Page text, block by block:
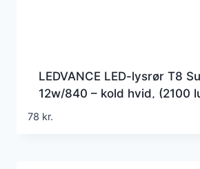
LEDVANCE LED-lysrør T8
12w/840 – kold hvid, (2100
1200mm, G5 (Erstatter
78 kr.